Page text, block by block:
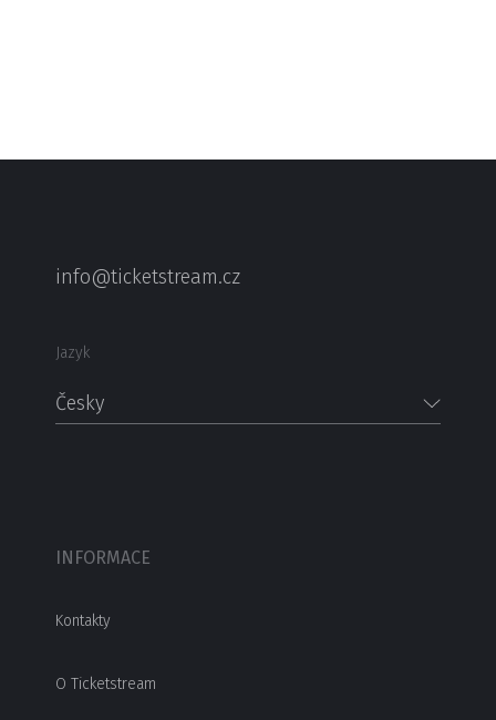
info@ticketstream.cz
Jazyk
Česky
INFORMACE
Kontakty
O Ticketstream